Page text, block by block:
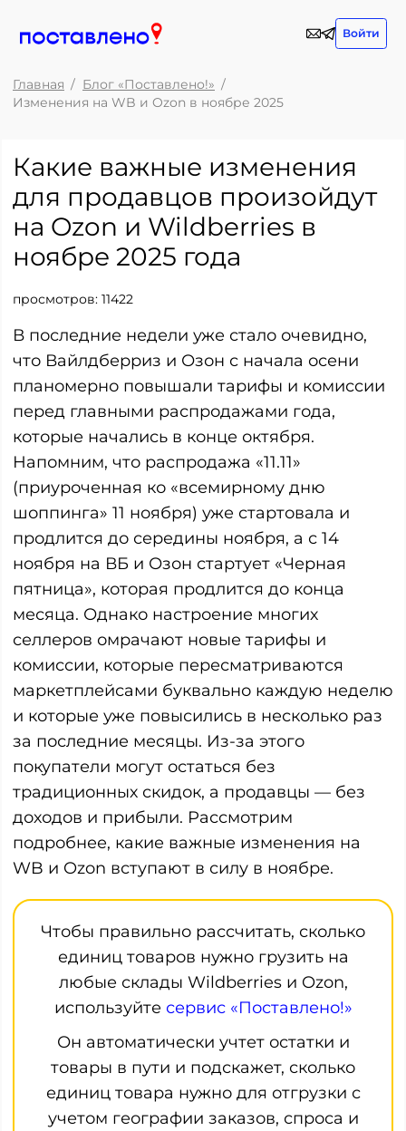
Войти
Главная
Блог «Поставлено!»
Изменения на WB и Ozon в ноябре 2025
Какие важные изменения
для продавцов произойдут
на Ozon и Wildberries в
ноябре 2025 года
просмотров: 11422
В последние недели уже стало очевидно,
что Вайлдберриз и Озон с начала осени
планомерно повышали тарифы и комиссии
перед главными распродажами года,
которые начались в конце октября.
Напомним, что распродажа «11.11»
(приуроченная ко «всемирному дню
шоппинга» 11 ноября) уже стартовала и
продлится до середины ноября, а с 14
ноября на ВБ и Озон стартует «Черная
пятница», которая продлится до конца
месяца. Однако настроение многих
селлеров омрачают новые тарифы и
комиссии, которые пересматриваются
маркетплейсами буквально каждую неделю
и которые уже повысились в несколько раз
за последние месяцы. Из-за этого
покупатели могут остаться без
традиционных скидок, а продавцы — без
доходов и прибыли. Рассмотрим
подробнее, какие важные изменения на
WB и Ozon вступают в силу в ноябре.
Чтобы правильно рассчитать, сколько
единиц товаров нужно грузить на
любые склады Wildberries и Ozon,
используйте сервис «Поставлено!»
Он автоматически учтет остатки и
товары в пути и подскажет, сколько
единиц товара нужно для отгрузки с
учетом географии заказов, спроса и